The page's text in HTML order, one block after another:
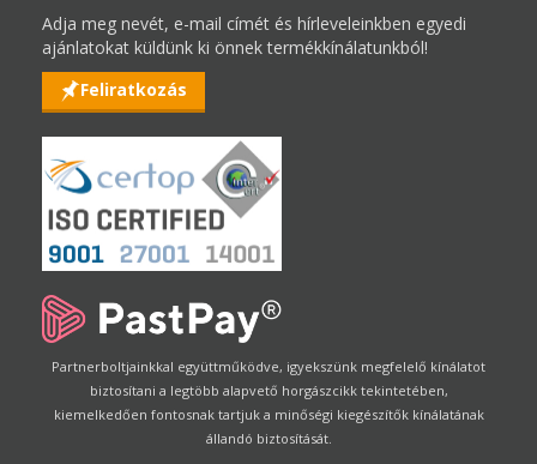
Adja meg nevét, e-mail címét és hírleveleinkben egyedi
ajánlatokat küldünk ki önnek termékkínálatunkból!
Feliratkozás
Partnerboltjainkkal együttműködve, igyekszünk megfelelő kínálatot
biztosítani a legtöbb alapvető horgászcikk tekintetében,
kiemelkedően fontosnak tartjuk a minőségi kiegészítők kínálatának
állandó biztosítását.